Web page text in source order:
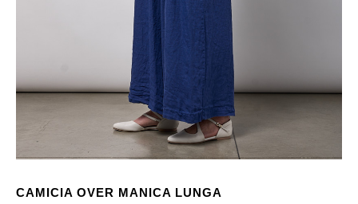
CAMICIA OVER MANICA LUNGA